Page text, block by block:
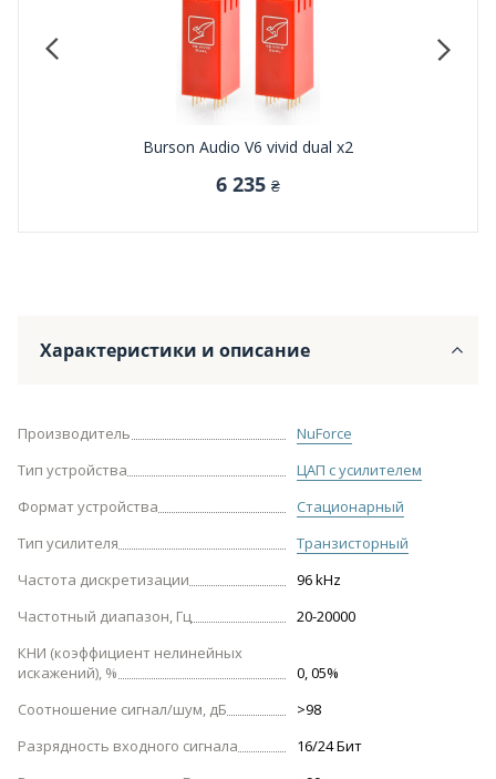
Burson Audio V6 vivid dual x2
6 235 ₴
Характеристики и описание
Производитель
NuForce
Тип устройства
ЦАП с усилителем
Формат устройства
Стационарный
Тип усилителя
Транзисторный
Частота дискретизации
96 kHz
Частотный диапазон, Гц
20-20000
КНИ (коэффициент нелинейных
искажений), %
0, 05%
Соотношение сигнал/шум, дБ
>98
Разрядность входного сигнала
16/24 Бит